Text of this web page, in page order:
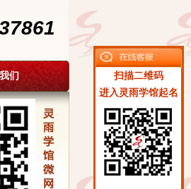
扫描二维码
进入灵雨学馆起名
们